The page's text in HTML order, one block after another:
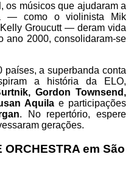
os músicos que ajudaram a
— como o violinista Mik
Groucutt — deram vida
ano 2000, consolidaram-se
países, a superbanda conta
a história da ELO,
Gordon Townsend,
Aquila e participações
. No repertório, espere
gerações.
em São